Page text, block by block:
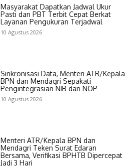
Masyarakat Dapatkan Jadwal Ukur
Pasti dan PBT Terbit Cepat Berkat
Layanan Pengukuran Terjadwal
10 Agustus 2026
Sinkronisasi Data, Menteri ATR/Kepala
BPN dan Mendagri Sepakati
Pengintegrasian NIB dan NOP
10 Agustus 2026
Menteri ATR/Kepala BPN dan
Mendagri Teken Surat Edaran
Bersama, Verifikasi BPHTB Dipercepat
Jadi 3 Hari